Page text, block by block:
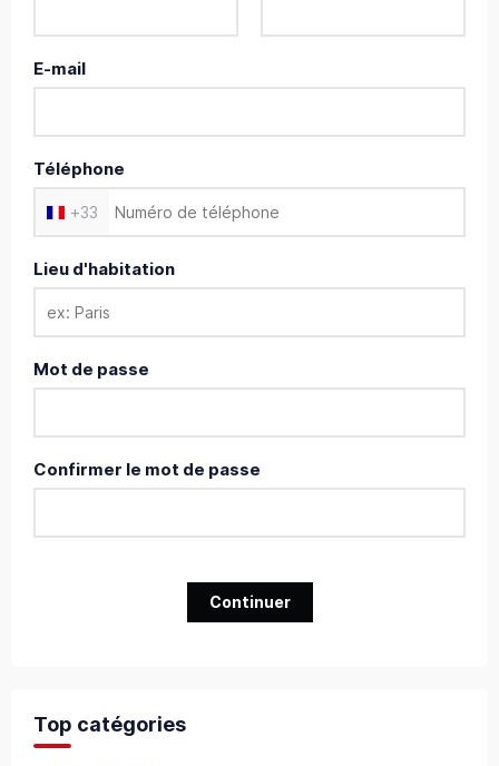
E-mail
Téléphone
+33
Lieu d'habitation
Mot de passe
Confirmer le mot de passe
Continuer
Top catégories